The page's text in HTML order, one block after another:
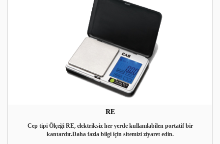
RE
Cep tipi Ölçeği RE, elektriksiz her yerde kullanılabilen portatif bir
kantardır.Daha fazla bilgi için sitemizi ziyaret edin.